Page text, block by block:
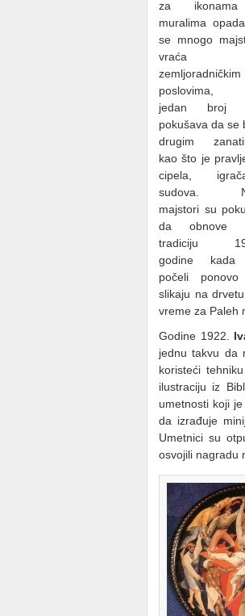
za
muralima
se mnogo
vraća
zemljoradničkim
poslovima,
jedan broj
pokušava da se
drugim
kao što je
cipela,
sudova.
majstori su
da obnove
tradiciju
godine kada
počeli
slikaju na
vreme za Paleh
Godine 1922.
jednu takvu da
koristeći
ilustraciju iz
umetnosti koji
da izrađuje
Umetnici su
osvojili nagradu